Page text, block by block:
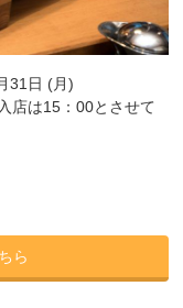
31日 (月)
店は15：00とさせて
ら